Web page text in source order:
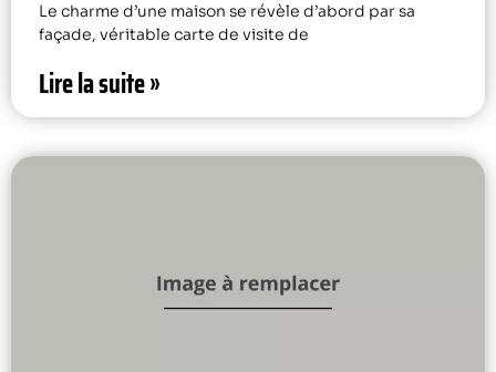
Le charme d’une maison se révèle d’abord par sa
façade, véritable carte de visite de
Lire la suite »